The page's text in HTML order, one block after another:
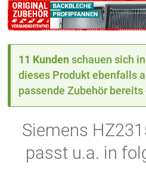
11 Kunden schauen sich
dieses Produkt ebenfalls
passende Zubehör bereits
Siemens
passt u.a. in